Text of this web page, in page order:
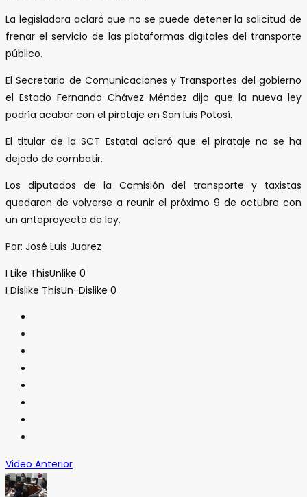
La legisladora aclaró que no se puede detener la solicitud de
frenar el servicio de las plataformas digitales del transporte
público.
El Secretario de Comunicaciones y Transportes del gobierno
el Estado Fernando Chávez Méndez dijo que la nueva ley
podría acabar con el pirataje en San luis Potosí.
El titular de la SCT Estatal aclaró que el pirataje no se ha
dejado de combatir.
Los diputados de la Comisión del transporte y taxistas
quedaron de volverse a reunir el próximo 9 de octubre con
un anteproyecto de ley.
Por: José Luis Juarez
I Like ThisUnlike 0
I Dislike ThisUn-Dislike 0
Video Anterior